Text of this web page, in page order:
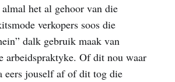
het al gehoor van die
verkopers soos die
dalk gebruik maak van
arbeidspraktyke. Of dit nou waar
eers jouself af of dit tog die